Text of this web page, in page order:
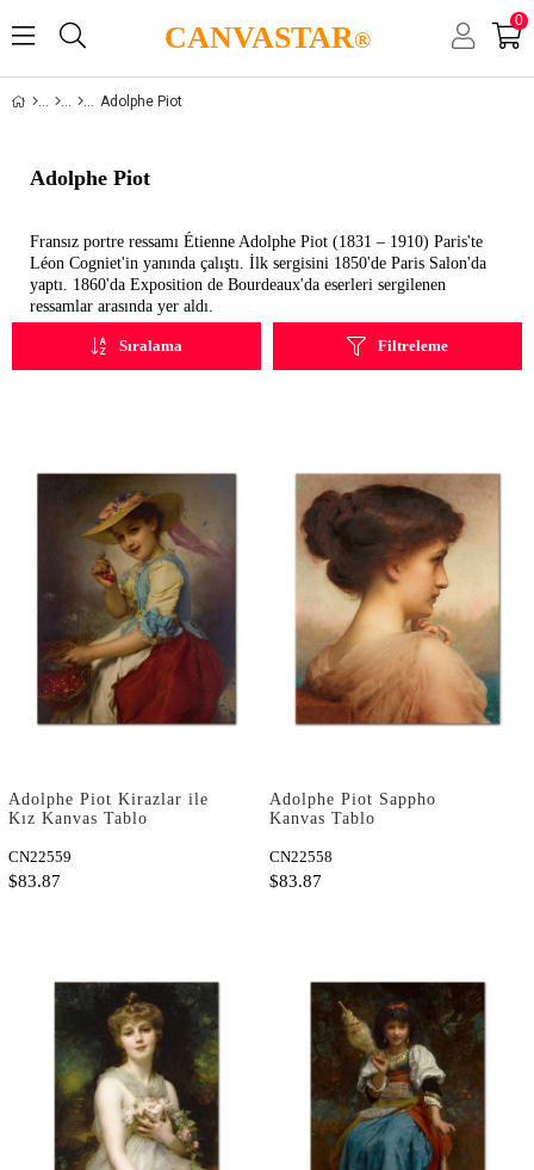
CANVASTAR®
0
Adolphe Piot
Adolphe Piot
Fransız portre ressamı Étienne Adolphe Piot (1831 – 1910) Paris'te
Léon Cogniet'in yanında çalıştı. İlk sergisini 1850'de Paris Salon'da
yaptı. 1860'da Exposition de Bourdeaux'da eserleri sergilenen
ressamlar arasında yer aldı.
Filtreleme
Sıralama
Adolphe Piot Kirazlar ile
Kız Kanvas Tablo
CN22559
$83.87
Adolphe Piot Sappho
Kanvas Tablo
CN22558
$83.87